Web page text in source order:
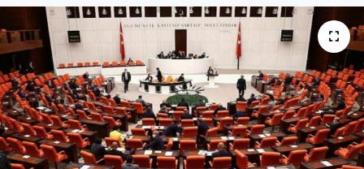
KADIN
SAĞLIK
SPOR
KÜLTÜR-SANAT